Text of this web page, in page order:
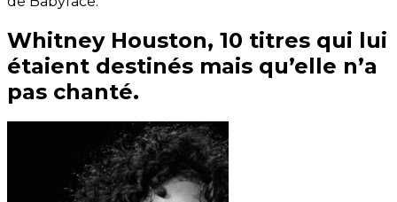
Whitney Houston, 10 titres qui lui
étaient destinés mais qu’elle n’a
pas chanté.